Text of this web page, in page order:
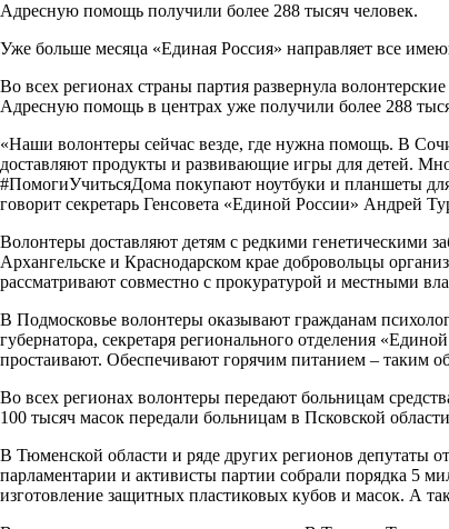
Адресную помощь получили более 288 тысяч человек.
Уже больше месяца «Единая Россия» направляет все
Во всех регионах страны партия развернула
Адресную помощь в центрах уже получили более 288
«Наши волонтеры сейчас везде, где нужна помощь. В
доставляют продукты и развивающие игры для детей.
#ПомогиУчитьсяДома покупают ноутбуки и планшеты
говорит секретарь Генсовета «Единой России» Андрей
Волонтеры доставляют детям с редкими генетическими
Архангельске и Краснодарском крае добровольцы
рассматривают совместно с прокуратурой и местными
В Подмосковье волонтеры оказывают гражданам
губернатора, секретаря регионального отделения
простаивают. Обеспечивают горячим питанием – таким
Во всех регионах волонтеры передают больницам
100 тысяч масок передали больницам в Псковской
В Тюменской области и ряде других регионов депутаты
парламентарии и активисты партии собрали порядка 5
изготовление защитных пластиковых кубов и масок. А